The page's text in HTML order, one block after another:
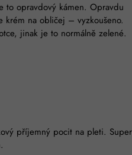
to opravdový kámen. Opravdu
krém na obličej – vyzkoušeno.
jinak je to normálně zelené.
příjemný pocit na pleti. Super